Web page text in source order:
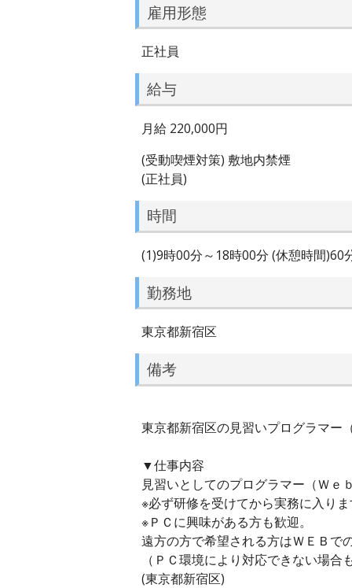
雇用形態
正社員
給与
月給 220,000円
(受動喫煙対策) 敷地内禁煙
(正社員)
時間
(1)9時00分～18時00分 (休憩時間)60
勤務地
東京都新宿区
備考
東京都新宿区の見習いプログラマー
▼仕事内容
見習いとしてのプログラマー（Ｗｅ
※必ず研修を受けてから実務に入りま
※ＰＣに興味がある方も歓迎。
遠方の方で希望される方はＷＥＢで
（ＰＣ環境により対応できない場
(東京都新宿区)